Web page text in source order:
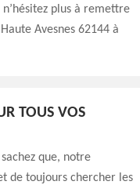
plus à remettre
Avesnes 62144 à
TOUS VOS
que, notre
de toujours chercher les